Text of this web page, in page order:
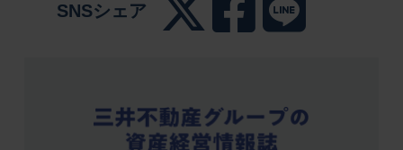
SNSシェア